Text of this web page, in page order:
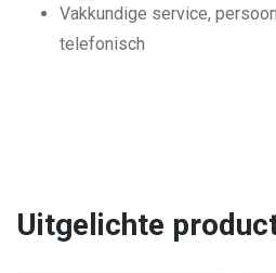
Vakkundige service,
telefonisch
Uitgelichte